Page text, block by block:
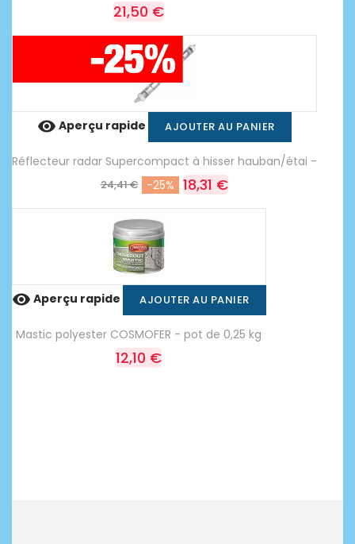
21,50 €
 Aperçu rapide AJOUTER AU PANIER
Réflecteur radar Supercompact à hisser hauban/étai -
24,41 € -25% 18,31 €
 Aperçu rapide AJOUTER AU PANIER
Mastic polyester COSMOFER - pot de 0,25 kg
12,10 €